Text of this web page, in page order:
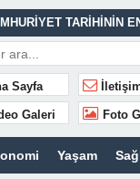
TARİHİNİN
UNUTULMADI
– 42 “Kırık Şehirlerin
Sayfa
Galeri Foto
Yaşam